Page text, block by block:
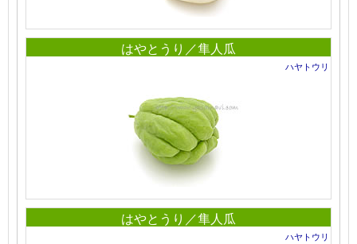
はやとうり／隼人瓜
ハヤトウリ
はやとうり／隼人瓜
ハヤトウリ